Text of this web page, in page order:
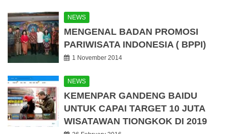
NEWS
MENGENAL BADAN PROMOSI
PARIWISATA INDONESIA ( BPPI)
1 November 2014
NEWS
KEMENPAR GANDENG BAIDU
UNTUK CAPAI TARGET 10 JUTA
WISATAWAN TIONGKOK DI 2019